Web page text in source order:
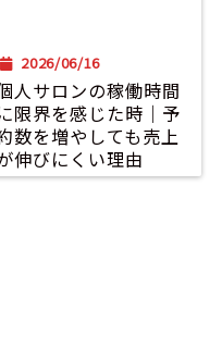
2026/06/16
人サロンの稼働時間
限界を感じた時｜予
数を増やしても売上
伸びにくい理由